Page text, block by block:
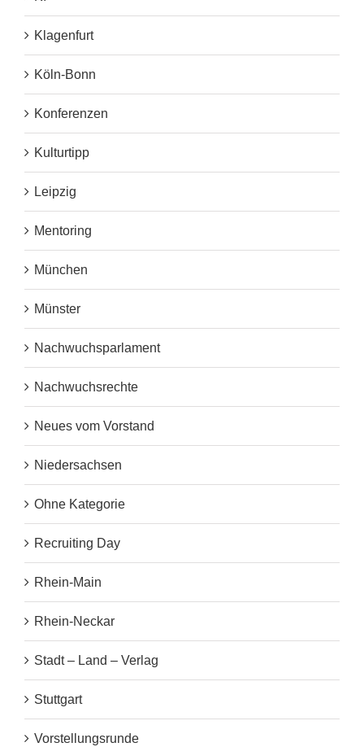
Klagenfurt
Köln-Bonn
Konferenzen
Kulturtipp
Leipzig
Mentoring
München
Münster
Nachwuchsparlament
Nachwuchsrechte
Neues vom Vorstand
Niedersachsen
Ohne Kategorie
Recruiting Day
Rhein-Main
Rhein-Neckar
Stadt – Land – Verlag
Stuttgart
Vorstellungsrunde